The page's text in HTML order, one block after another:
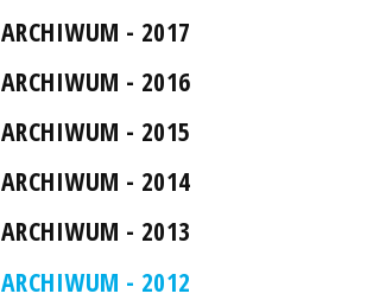
ARCHIWUM - 2017
ARCHIWUM - 2016
ARCHIWUM - 2015
ARCHIWUM - 2014
ARCHIWUM - 2013
ARCHIWUM - 2012